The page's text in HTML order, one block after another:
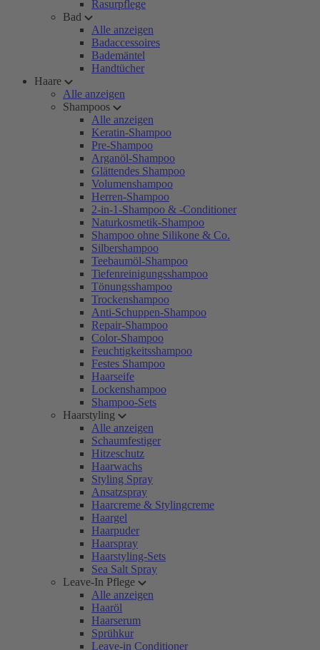
Rasurpflege
Bad
Alle anzeigen
Badaccessoires
Bademäntel
Handtücher
Haare
Alle anzeigen
Shampoos
Alle anzeigen
Keratin-Shampoo
Pre-Shampoo
Arganöl-Shampoo
Glättendes Shampoo
Volumenshampoo
Herren-Shampoo
2-in-1-Shampoo & -Conditioner
Naturkosmetik-Shampoo
Shampoo ohne Silikone & Co.
Silbershampoo
Teebaumöl-Shampoo
Tiefenreinigungsshampoo
Tönungsshampoo
Trockenshampoo
Anti-Schuppen-Shampoo
Repair-Shampoo
Color-Shampoo
Feuchtigkeitsshampoo
Festes Shampoo
Haarseife
Lockenshampoo
Shampoo-Sets
Haarstyling
Alle anzeigen
Schaumfestiger
Hitzeschutz
Haarwachs
Styling Spray
Ansatzspray
Haarcreme & Stylingcreme
Haargel
Haarpuder
Haarspray
Haarstyling-Sets
Sea Salt Spray
Leave-In Pflege
Alle anzeigen
Haaröl
Haarserum
Sprühkur
Leave-in Conditioner